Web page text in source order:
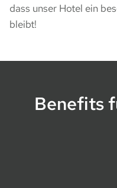
dass unser Hotel ein
bleibt!
Benefits